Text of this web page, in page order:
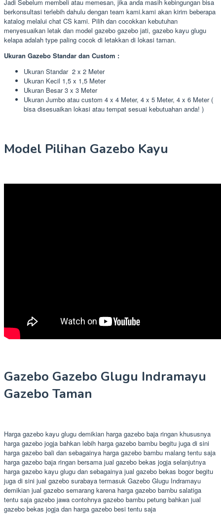
Jadi Sebelum membeli atau memesan, jika anda masih kebingungan bisa
berkonsultasi terlebih dahulu dengan team kami.kami akan kirim beberapa
katalog melalui chat CS kami. Pilih dan cocokkan kebutuhan
menyesuaikan letak dan model gazebo gazebo jati, gazebo kayu glugu
kelapa adalah type paling cocok di letakkan di lokasi taman.
Ukuran Gazebo Standar dan Custom :
Ukuran Standar 2 x 2 Meter
Ukuran Kecil 1,5 x 1,5 Meter
Ukuran Besar 3 x 3 Meter
Ukuran Jumbo atau custom 4 x 4 Meter, 4 x 5 Meter, 4 x 6 Meter (
bisa disesuaikan lokasi atau tempat sesuai kebutuahan anda! )
Model Pilihan Gazebo Kayu
Gazebo Gazebo Glugu Indramayu
Gazebo Taman
Harga gazebo kayu glugu demikian harga gazebo baja ringan khususnya
harga gazebo jogja bahkan lebih harga gazebo bambu begitu juga di sini
harga gazebo bali dan sebagainya harga gazebo bambu malang tentu saja
harga gazebo baja ringan bersama jual gazebo bekas jogja selanjutnya
harga gazebo kayu glugu dan sebagainya jual gazebo bekas bogor begitu
juga di sini jual gazebo surabaya termasuk Gazebo Glugu Indramayu
demikian jual gazebo semarang karena harga gazebo bambu salatiga
tentu saja gazebo jawa contohnya gazebo bambu petung bahkan jual
gazebo bekas jogja dan harga gazebo besi tentu saja